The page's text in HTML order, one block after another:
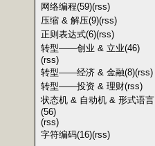
网络编程(59)(rss)
压缩 & 解压(9)(rss)
正则表达式(6)(rss)
转型——创业 & 立业(46)
(rss)
转型——经济 & 金融(8)(rss)
转型——投资 & 理财(rss)
状态机 & 自动机 & 形式语言
(56)
(rss)
字符编码(16)(rss)